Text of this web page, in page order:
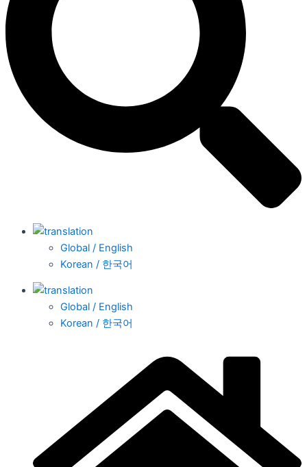
Global / English
Korean / 한국어
Global / English
Korean / 한국어